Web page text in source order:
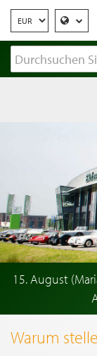
15. August
Warum